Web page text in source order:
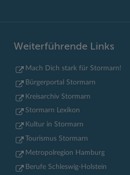
Weiterführende Links
Mach Dich stark für Stormarn!
Bürgerportal Stormarn
Kreisarchiv Stormarn
Stormarn Lexikon
Kultur in Stormarn
Tourismus Stormarn
Metropolregion Hamburg
Berufe Schleswig-Holstein